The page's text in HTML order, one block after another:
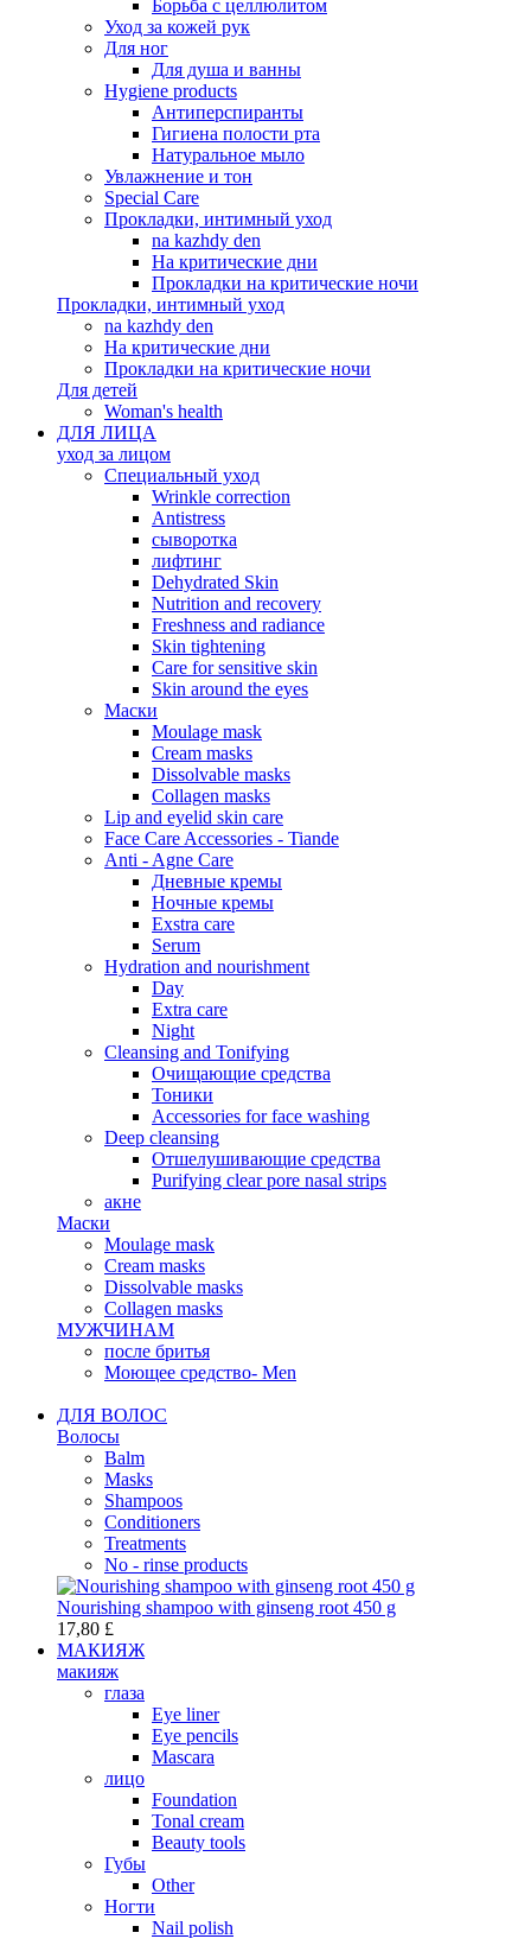
Борьба с целлюлитом
Уход за кожей рук
Для ног
Для душа и ванны
Hygiene products
Антиперспиранты
Гигиена полости рта
Натуральное мыло
Увлажнение и тон
Special Care
Прокладки, интимный уход
na kazhdy den
На критические дни
Прокладки на критические ночи
Прокладки, интимный уход
na kazhdy den
На критические дни
Прокладки на критические ночи
Для детей
Woman's health
ДЛЯ ЛИЦА
уход за лицом
Специальный уход
Wrinkle correction
Antistress
сыворотка
лифтинг
Dehydrated Skin
Nutrition and recovery
Freshness and radiance
Skin tightening
Care for sensitive skin
Skin around the eyes
Маски
Moulage mask
Cream masks
Dissolvable masks
Collagen masks
Lip and eyelid skin care
Face Care Accessories - Tiande
Anti - Agne Care
Дневные кремы
Ночные кремы
Exstra care
Serum
Hydration and nourishment
Day
Extra care
Night
Cleansing and Tonifying
Очищающие средства
Тоники
Accessories for face washing
Deep cleansing
Отшелушивающие средства
Purifying clear pore nasal strips
акне
Маски
Moulage mask
Cream masks
Dissolvable masks
Collagen masks
МУЖЧИНАМ
после бритья
Моющее средство- Men
ДЛЯ ВОЛОС
Волосы
Balm
Masks
Shampoos
Conditioners
Treatments
No - rinse products
Nourishing shampoo with ginseng root 450 g
17,80 £
МАКИЯЖ
макияж
глаза
Eye liner
Eye pencils
Mascara
лицо
Foundation
Tonal cream
Beauty tools
Губы
Other
Ногти
Nail polish